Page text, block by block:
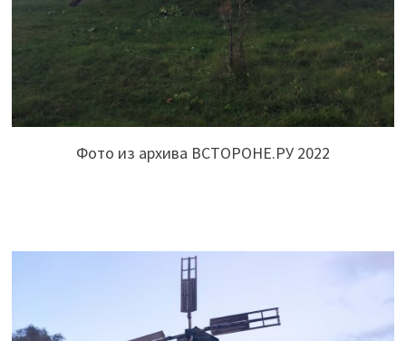
Фото из архива ВСТОРОНЕ.РУ 2022